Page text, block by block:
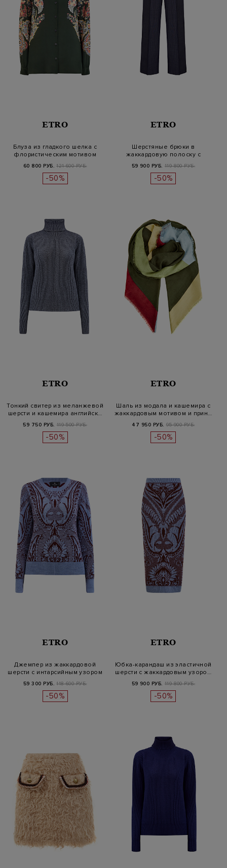
ETRO
Блуза из гладкого шелка с
флористическим мотивом
пейсл…
60 800 РУБ. 121 600 РУБ.
-50%
ETRO
Шерстяные брюки в
жаккардовую полоску с
фактурными защ…
59 900 РУБ. 119 800 РУБ.
-50%
ETRO
Тонкий свитер из меланжевой
шерсти и кашемира английск…
59 750 РУБ. 119 500 РУБ.
-50%
ETRO
Шаль из модала и кашемира с
жаккардовым мотивом и прин…
47 950 РУБ. 95 900 РУБ.
-50%
ETRO
Джемпер из жаккардовой
шерсти с интарсийным узором
пей…
59 300 РУБ. 118 600 РУБ.
-50%
ETRO
Юбка-карандаш из эластичной
шерсти с жаккардовым узоро…
59 900 РУБ. 119 800 РУБ.
-50%